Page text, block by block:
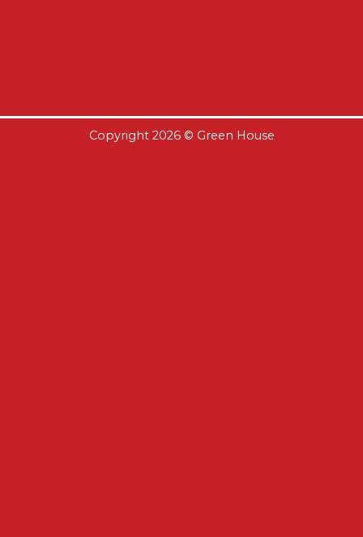
Copyright 2026 © Green House